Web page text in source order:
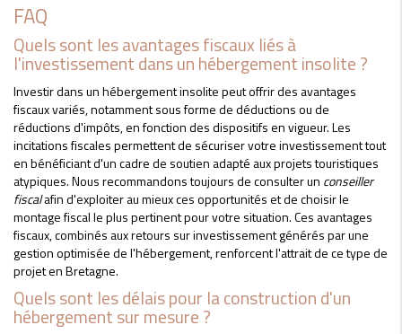
FAQ
Quels sont les avantages fiscaux liés à
l'investissement dans un hébergement insolite ?
Investir dans un hébergement insolite peut offrir des avantages
fiscaux variés, notamment sous forme de déductions ou de
réductions d'impôts, en fonction des dispositifs en vigueur. Les
incitations fiscales permettent de sécuriser votre investissement tout
en bénéficiant d'un cadre de soutien adapté aux projets touristiques
atypiques. Nous recommandons toujours de consulter un conseiller
fiscalafin d'exploiter au mieux ces opportunités et de choisir le
montage fiscal le plus pertinent pour votre situation. Ces avantages
fiscaux, combinés aux retours sur investissement générés par une
gestion optimisée de l'hébergement, renforcent l'attrait de ce type de
projet en Bretagne.
Quels sont les délais pour la construction d'un
hébergement sur mesure ?